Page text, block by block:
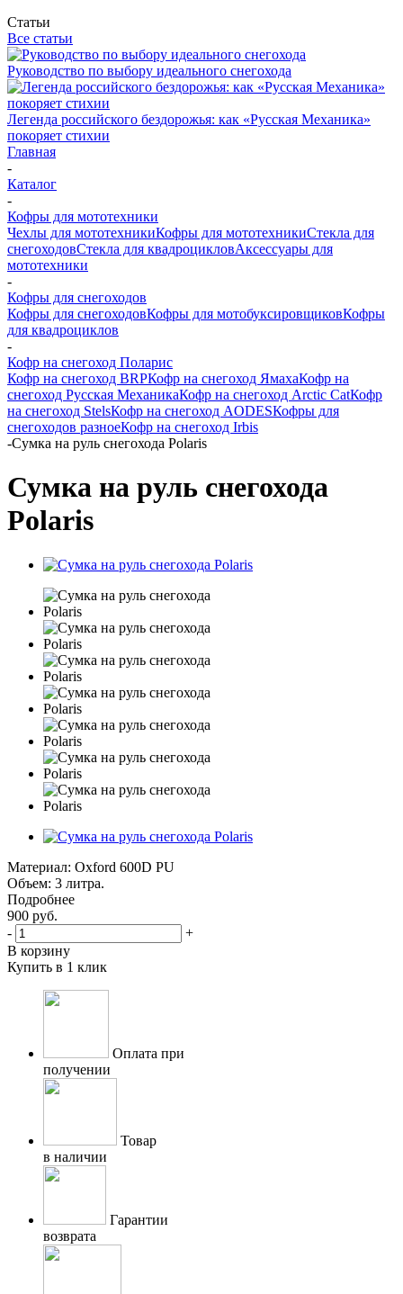
Статьи
Все статьи
Руководство по выбору идеального снегохода
Легенда российского бездорожья: как «Русская Механика»
покоряет стихии
Главная
-
Каталог
-
Кофры для мототехники
Чехлы для мототехникиКофры для мототехникиСтекла для
снегоходовСтекла для квадроцикловАксессуары для
мототехники
-
Кофры для снегоходов
Кофры для снегоходовКофры для мотобуксировщиковКофры
для квадроциклов
-
Кофр на снегоход Поларис
Кофр на снегоход BRPКофр на снегоход ЯмахаКофр на
снегоход Русская МеханикаКофр на снегоход Arctic CatКофр
на снегоход StelsКофр на снегоход AODESКофры для
снегоходов разноеКофр на снегоход Irbis
-Сумка на руль снегохода Polaris
Сумка на руль снегохода
Polaris
Материал: Oxford 600D PU
Объем: 3 литра.
Подробнее
900 руб.
-
+
В корзину
Купить в 1 клик
Оплата при
получении
Товар
в наличии
Гарантии
возврата